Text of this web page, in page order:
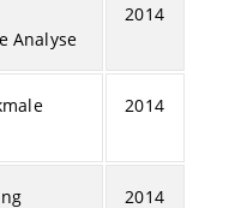
Analyse
2014
2014
2014